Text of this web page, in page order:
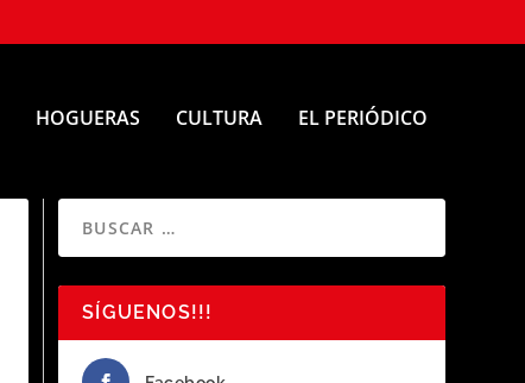
HOGUERAS CULTURA EL PERIÓDICO
SÍGUENOS!!!